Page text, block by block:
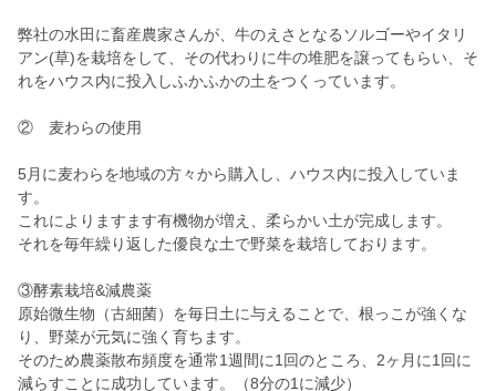
弊社の水田に畜産農家さんが、牛のえさとなるソルゴーやイタリ
アン(草)を栽培をして、その代わりに牛の堆肥を譲ってもらい、そ
れをハウス内に投入しふかふかの土をつくっています。
② 麦わらの使用
5月に麦わらを地域の方々から購入し、ハウス内に投入していま
す。
これによりますます有機物が増え、柔らかい土が完成します。
それを毎年繰り返した優良な土で野菜を栽培しております。
③酵素栽培&減農薬
原始微生物（古細菌）を毎日土に与えることで、根っこが強くな
り、野菜が元気に強く育ちます。
そのため農薬散布頻度を通常1週間に1回のところ、2ヶ月に1回に